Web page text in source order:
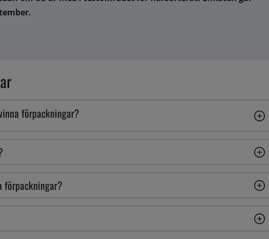
öppnas i nytt fönster.
förpackningar?
förpackningar?